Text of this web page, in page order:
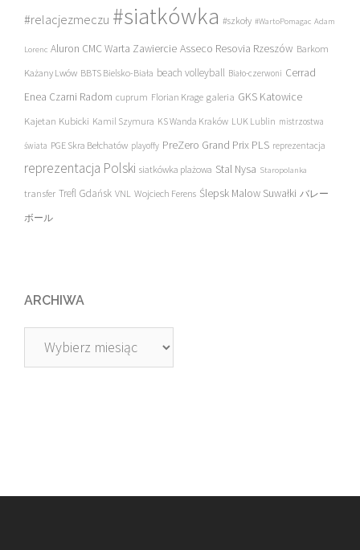
#relacjezmeczu #siatkówka #szkoły #WartoPomagac Adam
Lorenc Aluron CMC Warta Zawiercie Asseco Resovia Rzeszów Barkom
Każany Lwów BBTS Bielsko-Biała beach volleyball Biało-czerwoni Cerrad
Enea Czarni Radom cuprum Florian Krage galeria GKS Katowice
Kajetan Kubicki Kamil Szymura KS Wanda Kraków LUK Lublin mistrzostwa
świata PGE Skra Bełchatów playoffy PreZero Grand Prix PLS reprezentacja
reprezentacja Polski siatkówka plażowa Stal Nysa Staropolanka
transfer Trefl Gdańsk VNL Wojciech Ferens Ślepsk Malow Suwałki バレー
ボール
ARCHIWA
Archiwa